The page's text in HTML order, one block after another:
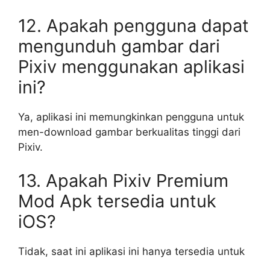
12. Apakah pengguna dapat
mengunduh gambar dari
Pixiv menggunakan aplikasi
ini?
Ya, aplikasi ini memungkinkan pengguna untuk
men-download gambar berkualitas tinggi dari
Pixiv.
13. Apakah Pixiv Premium
Mod Apk tersedia untuk
iOS?
Tidak, saat ini aplikasi ini hanya tersedia untuk